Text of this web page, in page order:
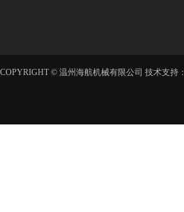
COPYRIGHT © 温州海航机械有限公司 技术支持：